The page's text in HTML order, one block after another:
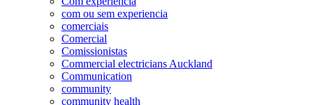
com ou sem experiencia
comerciais
Comercial
Comissionistas
Commercial electricians Auckland
Communication
community
community health